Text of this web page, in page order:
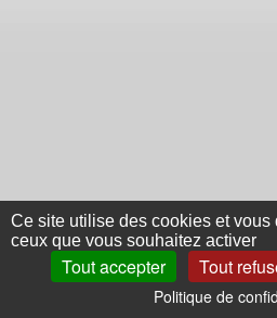
Ce site utilise des cookies et vous
ceux que vous souhaitez activer
Tout accepter Tout
Politique de